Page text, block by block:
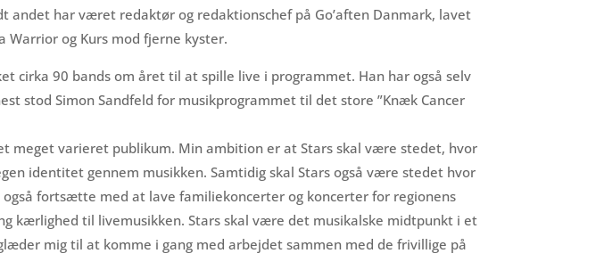
andet har været redaktør og redaktionschef på Go’aften Danmark, lavet
Warrior og Kurs mod fjerne kyster.
cirka 90 bands om året til at spille live i programmet. Han har også selv
stod Simon Sandfeld for musikprogrammet til det store ”Knæk Cancer
meget varieret publikum. Min ambition er at Stars skal være stedet, hvor
identitet gennem musikken. Samtidig skal Stars også være stedet hvor
fortsætte med at lave familiekoncerter og koncerter for regionens
kærlighed til livemusikken. Stars skal være det musikalske midtpunkt i et
mig til at komme i gang med arbejdet sammen med de frivillige på